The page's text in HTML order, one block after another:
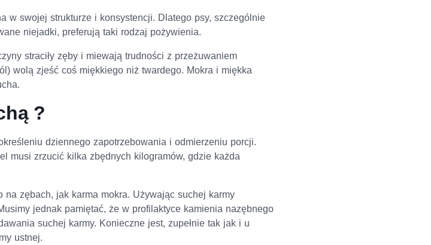
w swojej strukturze i konsystencji. Dlatego psy, szczególnie
niejadki, preferują taki rodzaj pożywienia.
straciły zęby i miewają trudności z przeżuwaniem
wolą zjeść coś miękkiego niż twardego. Mokra i miękka
?
dziennego zapotrzebowania i odmierzeniu porcji.
musi zrzucić kilka zbędnych kilogramów, gdzie każda
zębach, jak karma mokra. Używając suchej karmy
jednak pamiętać, że w profilaktyce kamienia nazębnego
suchej karmy. Konieczne jest, zupełnie tak jak i u
ustnej.